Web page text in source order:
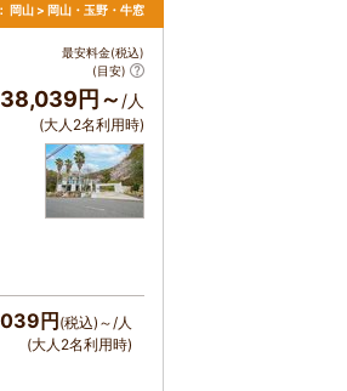
岡山 > 岡山・玉野・牛窓
最安料金(税込)
(目安)
38,039円～ /人
(大人2名利用時)
円 (税込)～/人
(大人2名利用時)